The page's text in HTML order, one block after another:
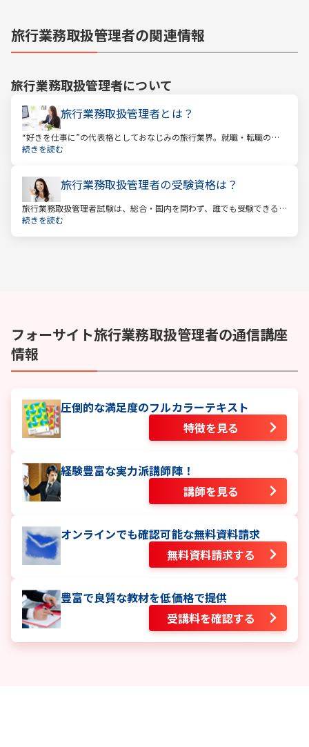
旅行業務取扱管理者の関連情報
旅行業務取扱管理者について
旅行業務取扱管理者とは？
“好きを仕事に”の代表格としておなじみの旅行業界。就職・転職の人
気企業ランキングでは旅行会社が常に上位に君臨し、いつの時代にも
続きを読む
旅行業務取扱管理者の受験資格は？
旅行業務取扱管理者試験は、総合・国内を問わず、誰でも受験できる
資格です。一般的に「国家資格」といえば受験資格が多いですが、
続きを読む
フォーサイト旅行業務取扱管理者の通信講座
情報
圧倒的な満足度のフルカラーテキスト
特徴を見る
経験豊富な実力派講師陣！
講師を見る
オンラインでも確認可能な無料資料請求
無料資料請求する
豊富で良質な教材を低価格で提供
受講料を確認する